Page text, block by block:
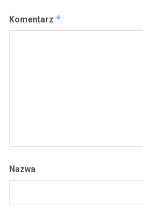
Komentarz *
Nazwa